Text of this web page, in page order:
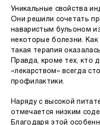
Уникальные свойства
Они решили сочетать
наваристым бульоном
некоторые болезни. Как
такая терапия
Правда, кроме тех, кто
«лекарством» всегда
профилактики.
Наряду с высокой
отмечается низким
Благодаря этой